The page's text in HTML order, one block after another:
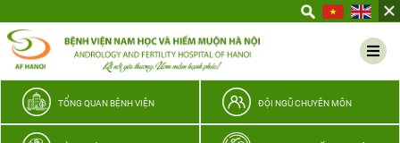
thương
TỔNG QUAN BỆNH VIỆN ĐỘI NGŨ CHUYÊN MÔN